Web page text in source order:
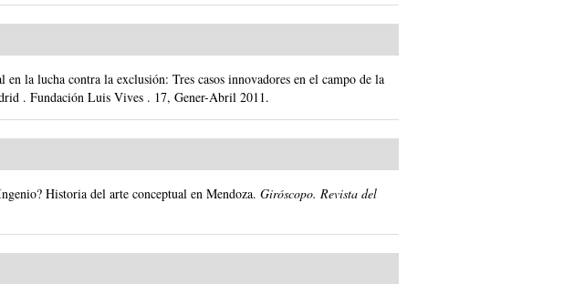
en la lucha contra la exclusión: Tres casos innovadores en el campo de la
.Fundación Luis Vives . 17, Gener-Abril 2011.
Historia del arte conceptual en Mendoza. Giróscopo. Revista del